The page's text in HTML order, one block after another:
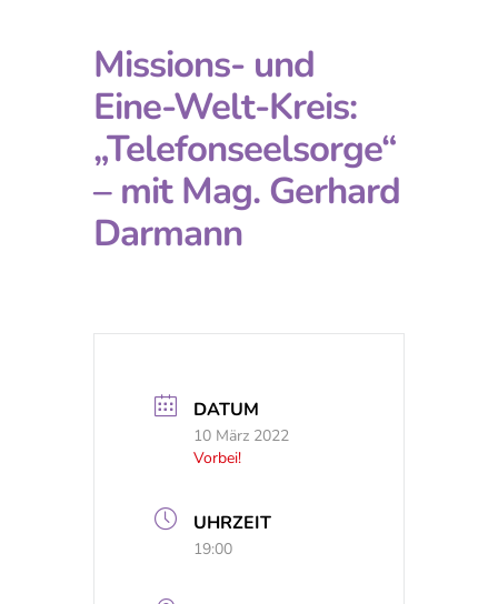
Missions- und
Eine-Welt-Kreis:
„Telefonseelsorge“
– mit Mag. Gerhard
Darmann
DATUM
10 März 2022
Vorbei!
UHRZEIT
19:00